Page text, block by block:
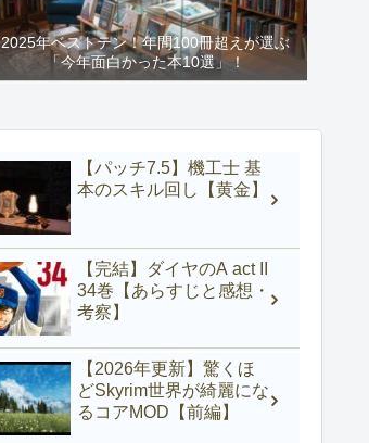
2025年ベストテン！年間100冊超えが選ぶ
「今年面白かった本10選」！
【パッチ7.5】機工士 基
本のスキル回し【黄金】
【完結】ダイヤのA act II
34巻【あらすじと感想・
考察】
【2026年更新】驚くほ
どSkyrim世界が綺麗にな
るコアMOD【前編】